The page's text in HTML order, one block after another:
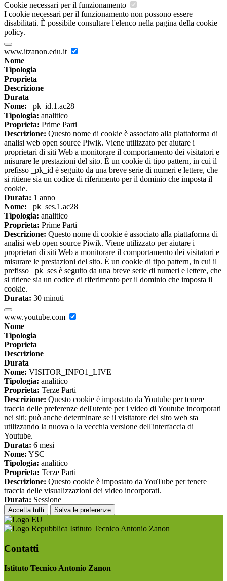
Cookie necessari per il funzionamento
I cookie necessari per il funzionamento non possono essere
disabilitati. È possibile consultare l'elenco nella pagina della cookie
policy.
www.itzanon.edu.it
Nome
Tipologia
Proprieta
Descrizione
Durata
Nome: _pk_id.1.ac28
Tipologia: analitico
Proprieta: Prime Parti
Descrizione: Questo nome di cookie è associato alla piattaforma di
analisi web open source Piwik. Viene utilizzato per aiutare i
proprietari di siti Web a monitorare il comportamento dei visitatori e
misurare le prestazioni del sito. È un cookie di tipo pattern, in cui il
prefisso _pk_id è seguito da una breve serie di numeri e lettere, che
si ritiene sia un codice di riferimento per il dominio che imposta il
cookie.
Durata: 1 anno
Nome: _pk_ses.1.ac28
Tipologia: analitico
Proprieta: Prime Parti
Descrizione: Questo nome di cookie è associato alla piattaforma di
analisi web open source Piwik. Viene utilizzato per aiutare i
proprietari di siti Web a monitorare il comportamento dei visitatori e
misurare le prestazioni del sito. È un cookie di tipo pattern, in cui il
prefisso _pk_ses è seguito da una breve serie di numeri e lettere, che
si ritiene sia un codice di riferimento per il dominio che imposta il
cookie.
Durata: 30 minuti
www.youtube.com
Nome
Tipologia
Proprieta
Descrizione
Durata
Nome: VISITOR_INFO1_LIVE
Tipologia: analitico
Proprieta: Terze Parti
Descrizione: Questo cookie è impostato da Youtube per tenere
traccia delle preferenze dell'utente per i video di Youtube incorporati
nei siti; può anche determinare se il visitatore del sito web sta
utilizzando la nuova o la vecchia versione dell'interfaccia di
Youtube.
Durata: 6 mesi
Nome: YSC
Tipologia: analitico
Proprieta: Terze Parti
Descrizione: Questo cookie è impostato da YouTube per tenere
traccia delle visualizzazioni dei video incorporati.
Durata: Sessione
Accetta tutti Salva le preferenze
Istituto Tecnico Antonio Zanon
Contatti
Istituto Tecnico Antonio Zanon